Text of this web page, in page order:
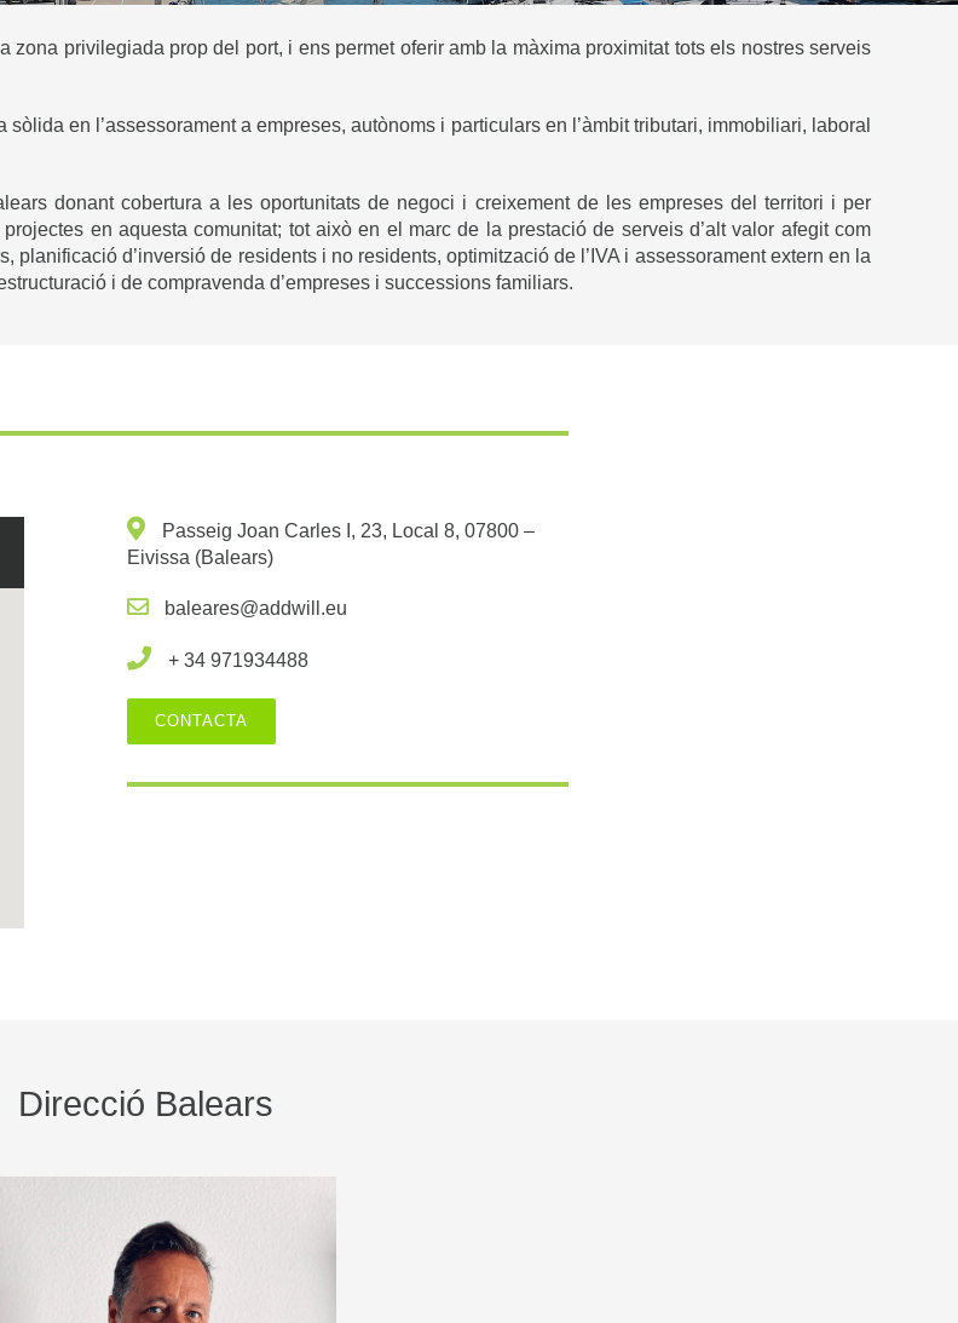
zona privilegiada prop del port, i ens permet oferir amb la màxima proximitat tots els nostres serveis
en l’assessorament a empreses, autònoms i particulars en l’àmbit tributari, immobiliari, laboral
donant cobertura a les oportunitats de negoci i creixement de les empreses del territori i per
en aquesta comunitat; tot això en el marc de la prestació de serveis d’alt valor afegit com
planificació d’inversió de residents i no residents, optimització de l’IVA i assessorament extern en la
i de compravenda d’empreses i successions familiars.
Passeig Joan Carles I, 23, Local 8, 07800 –
Eivissa (Balears)
baleares@addwill.eu
+ 34971934488
CONTACTA
Direcció Balears